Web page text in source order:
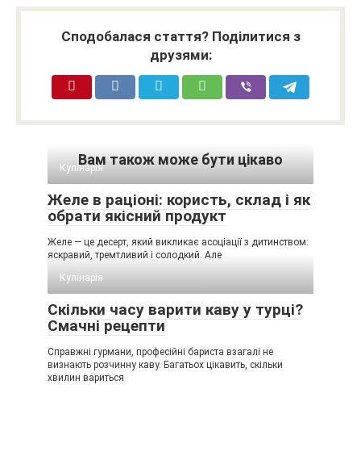
Сподобалася стаття? Поділитися з
друзями:
Вам також може бути цікаво
Кулінарія
Желе в раціоні: користь, склад і як
обрати якісний продукт
Желе — це десерт, який викликає асоціації з дитинством:
яскравий, тремтливий і солодкий. Але
Кулінарія
Скільки часу варити каву у турці?
Смачні рецепти
Справжні гурмани, професійні бариста взагалі не
визнають розчинну каву. Багатьох цікавить, скільки
хвилин вариться